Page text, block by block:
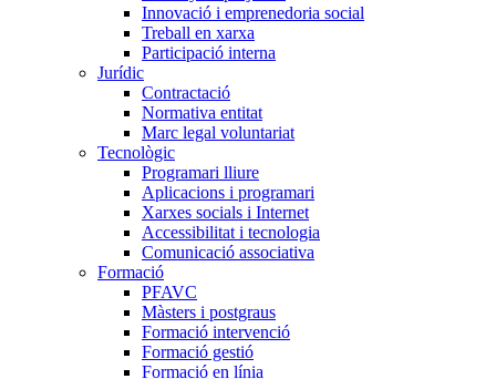
Innovació i emprenedoria social
Treball en xarxa
Participació interna
Jurídic
Contractació
Normativa entitat
Marc legal voluntariat
Tecnològic
Programari lliure
Aplicacions i programari
Xarxes socials i Internet
Accessibilitat i tecnologia
Comunicació associativa
Formació
PFAVC
Màsters i postgraus
Formació intervenció
Formació gestió
Formació en línia